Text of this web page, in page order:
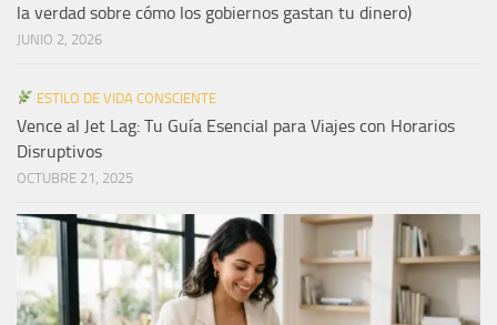
la verdad sobre cómo los gobiernos gastan tu dinero)
JUNIO 2, 2026
ESTILO DE VIDA CONSCIENTE
Vence al Jet Lag: Tu Guía Esencial para Viajes con Horarios
Disruptivos
OCTUBRE 21, 2025